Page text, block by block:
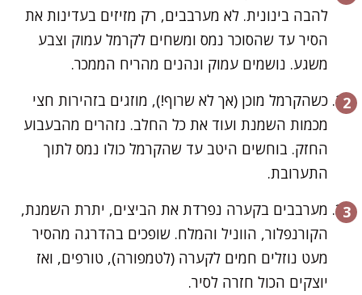
להבה בינונית. לא מערבבים, רק מזיזים בעדינות את
הסיר עד שהסוכר נמס ומשחים לקרמל עמוק וצבע
משגע. נושמים עמוק ונהנים מהריח הממכר.
כשהקרמל מוכן (אך לא שרוף!), מוזגים בזהירות חצי
מכמות השמנת ועוד את כל החלב. נזהרים מהבעבוע
החזק. בוחשים היטב עד שהקרמל כולו נמס לתוך
התערובת.
מערבבים בקערה נפרדת את הביצים, יתרת השמנת,
הקורנפלור, הווניל והמלח. שופכים בהדרגה מהסיר
מעט נוזלים חמים לקערה (לטמפורה), טורפים, ואז
יוצקים הכול חזרה לסיר.